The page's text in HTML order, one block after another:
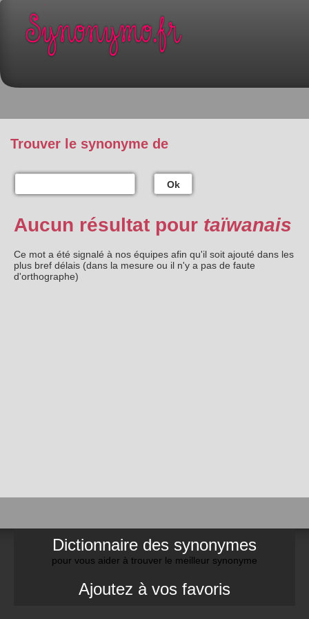
Trouver le synonyme de
Ok
Aucun résultat pour taïwanais
Ce mot a été signalé à nos équipes afin qu'il soit ajouté dans les
plus bref délais (dans la mesure ou il n'y a pas de faute
d'orthographe)
Dictionnaire des synonymes
pour vous aider à trouver le meilleur synonyme
Ajoutez à vos favoris